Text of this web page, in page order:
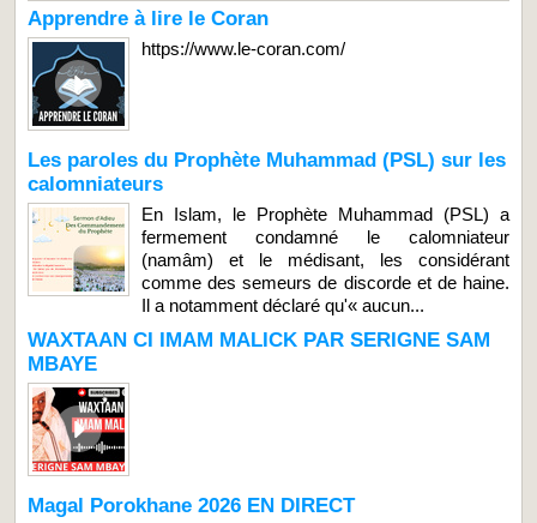
Apprendre à lire le Coran
https://www.le-coran.com/
Les paroles du Prophète Muhammad (PSL) sur les
calomniateurs
En Islam, le Prophète Muhammad (PSL) a
fermement condamné le calomniateur
(namâm) et le médisant, les considérant
comme des semeurs de discorde et de haine.
Il a notamment déclaré qu'« aucun...
WAXTAAN CI IMAM MALICK PAR SERIGNE SAM
MBAYE
Magal Porokhane 2026 EN DIRECT